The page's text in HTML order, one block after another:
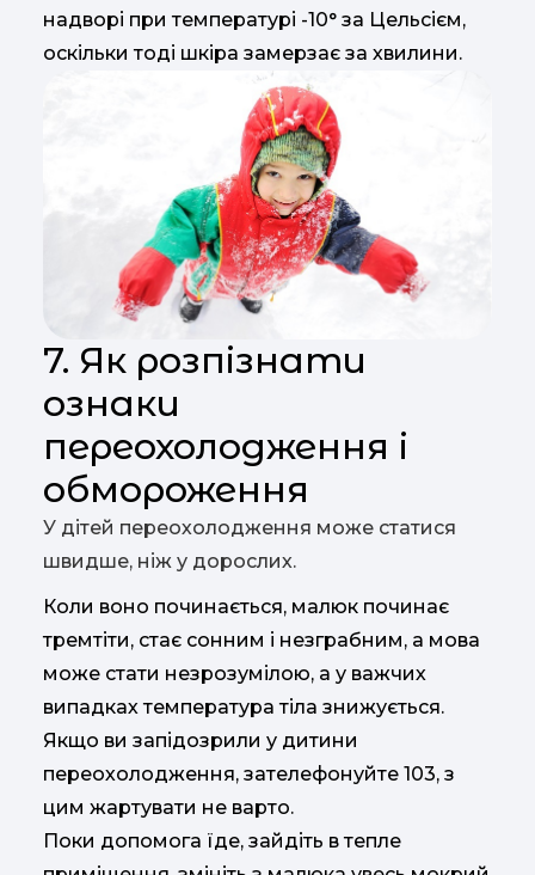
надворі при температурі -10° за Цельсієм,
оскільки тоді шкіра замерзає за хвилини.
7. Як розпізнати
ознаки
переохолодження і
обмороження
У дітей переохолодження може статися
швидше, ніж у дорослих.
Коли воно починається, малюк починає
тремтіти, стає сонним і незграбним, а мова
може стати незрозумілою, а у важчих
випадках температура тіла знижується.
Якщо ви запідозрили у дитини
переохолодження, зателефонуйте 103, з
цим жартувати не варто.
Поки допомога їде, зайдіть в тепле